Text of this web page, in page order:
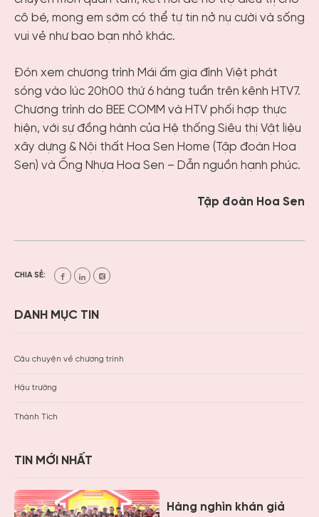
cô bé, mong em sớm có thể tự tin nở nụ cười và sống
vui vẻ như bao bạn nhỏ khác.
Đón xem chương trình Mái ấm gia đình Việt phát
sóng vào lúc 20h00 thứ 6 hàng tuần trên kênh HTV7.
Chương trình do BEE COMM và HTV phối hợp thực
hiện, với sự đồng hành của Hệ thống Siêu thị Vật liệu
xây dựng & Nội thất Hoa Sen Home (Tập đoàn Hoa
Sen) và Ống Nhựa Hoa Sen – Dẫn nguồn hạnh phúc.
Tập đoàn Hoa Sen
CHIA SẺ:
DANH MỤC TIN
Câu chuyện về chương trình
Hậu trường
Thành Tích
TIN MỚI NHẤT
Hàng nghìn khán giả